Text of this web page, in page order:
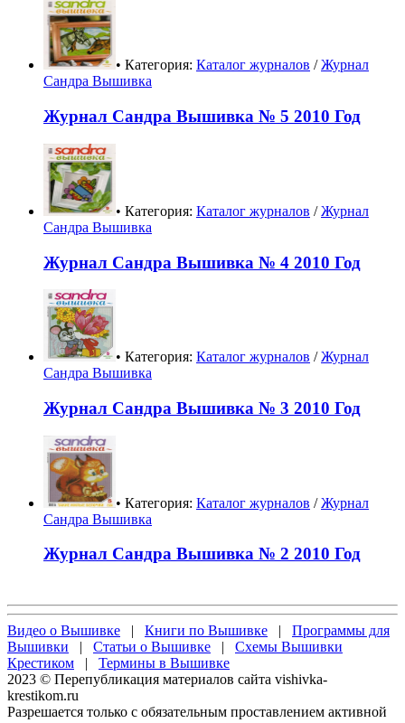
• Категория: Каталог журналов /Журнал
Сандра Вышивка
Журнал Сандра Вышивка № 5 2010 Год
• Категория: Каталог журналов /Журнал
Сандра Вышивка
Журнал Сандра Вышивка № 4 2010 Год
• Категория: Каталог журналов /Журнал
Сандра Вышивка
Журнал Сандра Вышивка № 3 2010 Год
• Категория: Каталог журналов /Журнал
Сандра Вышивка
Журнал Сандра Вышивка № 2 2010 Год
Видео о Вышивке | Книги по Вышивке | Программы для
Вышивки | Статьи о Вышивке | Схемы Вышивки
Крестиком | Термины в Вышивке
2023 © Перепубликация материалов сайта vishivka-
krestikom.ru
Разрешается только с обязательным проставлением активной